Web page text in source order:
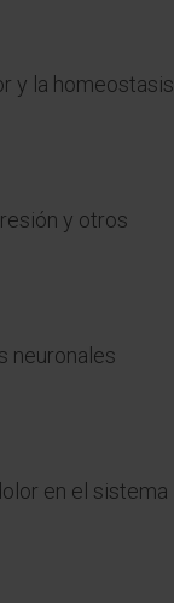
y la homeostasis
y otros
neuronales
en el sistema